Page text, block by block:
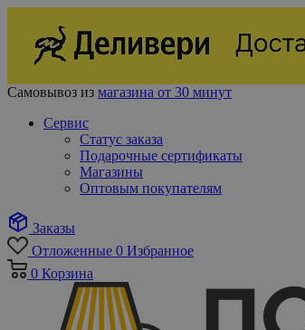
Самовывоз из магазина от 30 минут
Сервис
Статус заказа
Подарочные сертификаты
Магазины
Оптовым покупателям
Заказы
Отложенные 0 Избранное
0 Корзина